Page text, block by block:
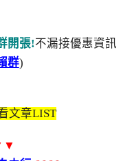
開張!不漏接優惠資訊
群)
文章LIST